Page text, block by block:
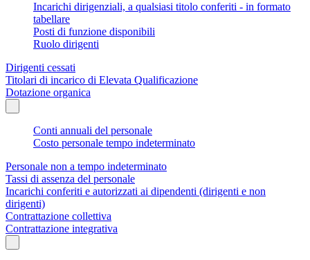
Incarichi dirigenziali, a qualsiasi titolo conferiti - in formato
tabellare
Posti di funzione disponibili
Ruolo dirigenti
Dirigenti cessati
Titolari di incarico di Elevata Qualificazione
Dotazione organica
Conti annuali del personale
Costo personale tempo indeterminato
Personale non a tempo indeterminato
Tassi di assenza del personale
Incarichi conferiti e autorizzati ai dipendenti (dirigenti e non
dirigenti)
Contrattazione collettiva
Contrattazione integrativa